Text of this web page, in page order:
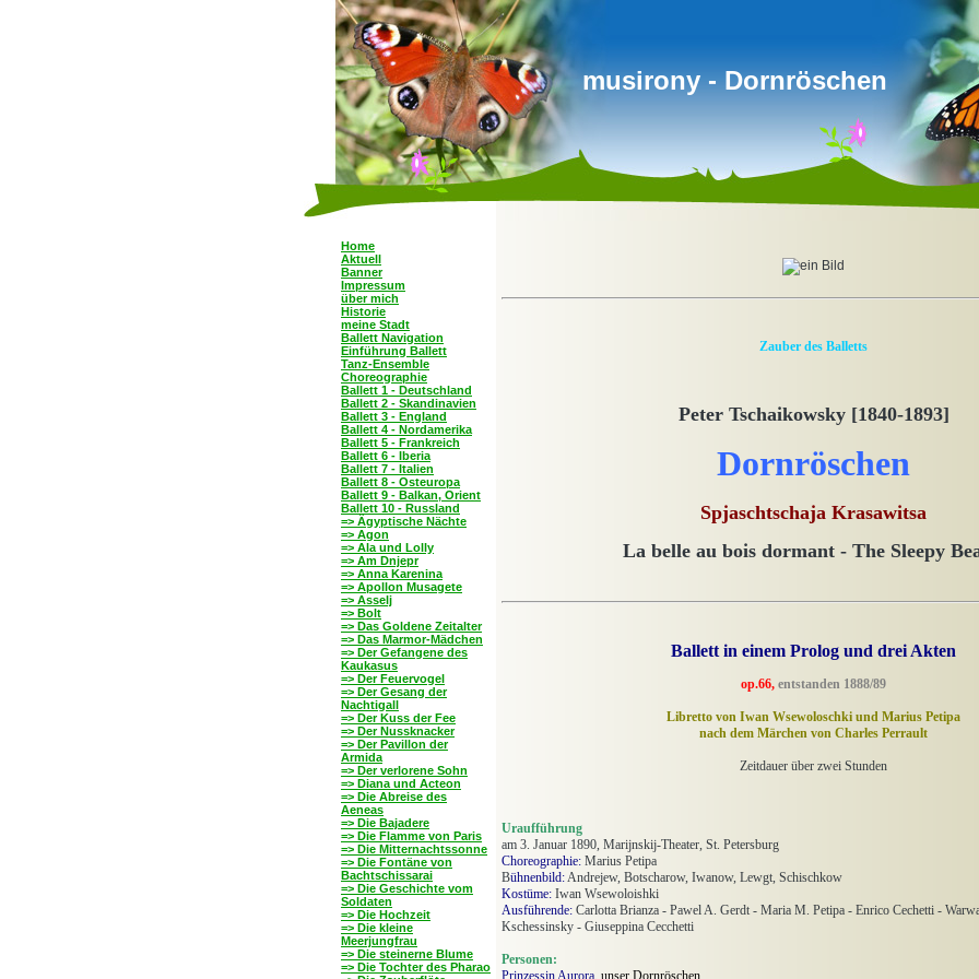
musirony - Dornröschen
Home
Aktuell
Banner
Impressum
über mich
Historie
meine Stadt
Ballett Navigation
Einführung Ballett
Tanz-Ensemble
Choreographie
Ballett 1 - Deutschland
Ballett 2 - Skandinavien
Ballett 3 - England
Ballett 4 - Nordamerika
Ballett 5 - Frankreich
Ballett 6 - Iberia
Ballett 7 - Italien
Ballett 8 - Osteuropa
Ballett 9 - Balkan, Orient
Ballett 10 - Russland
=> Ägyptische Nächte
=> Agon
=> Ala und Lolly
=> Am Dnjepr
=> Anna Karenina
=> Apollon Musagete
=> Asselj
=> Bolt
=> Das Goldene Zeitalter
=> Das Marmor-Mädchen
=> Der Gefangene des
Kaukasus
=> Der Feuervogel
=> Der Gesang der
Nachtigall
=> Der Kuss der Fee
=> Der Nussknacker
=> Der Pavillon der
Armida
=> Der verlorene Sohn
=> Diana und Acteon
=> Die Abreise des
Aeneas
=> Die Bajadere
=> Die Flamme von Paris
=> Die Mitternachtssonne
=> Die Fontäne von
Bachtschissarai
=> Die Geschichte vom
Soldaten
=> Die Hochzeit
=> Die kleine
Meerjungfrau
=> Die steinerne Blume
=> Die Tochter des Pharao
Zauber des Balletts
Peter Tschaikowsky [1840-1893]
Dornröschen
Spjaschtschaja Krasawitsa
La belle au bois dormant - The Sleepy
Ballett in einem Prolog und drei Akten
op.66, entstanden 1888/89
Libretto von Iwan Wsewoloschki und Marius Petipa
nach dem Märchen von Charles Perrault
Zeitdauer über zwei Stunden
Uraufführung
am 3. Januar 1890, Marijnskij-Theater, St. Petersburg
Choreographie: Marius Petipa
Bühnenbild:Andrejew, Botscharow, Iwanow, Lewgt, Schischkow
Kostüme: Iwan Wsewoloishki
Ausführende: Carlotta Brianza - Pawel A. Gerdt - Maria M. Petipa - Enrico Cechetti -
Kschessinsky - Giuseppina Cecchetti
Personen: